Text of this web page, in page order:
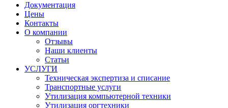
Документация
Цены
Контакты
О компании
Отзывы
Наши клиенты
Статьи
УСЛУГИ
Техническая экспертиза и списание
Транспортные услуги
Утилизация компьютерной техники
Утилизация оргтехники